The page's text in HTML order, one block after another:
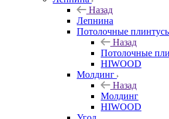
Назад
Лепнина
Потолочные
Назад
Потолочные
HIWOOD
Молдинг
Назад
Молдинг
HIWOOD